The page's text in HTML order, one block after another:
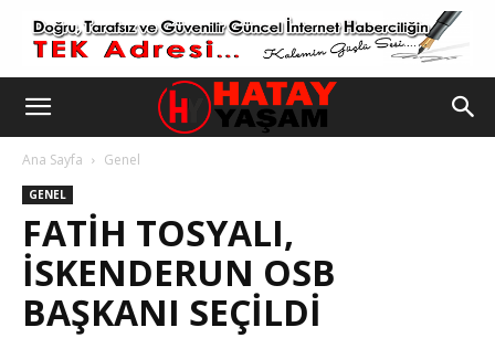
Ana Sayfa Genel
GENEL
FATIH TOSYALI,
İSKENDERUN OSB
BAŞKANI SEÇILDI